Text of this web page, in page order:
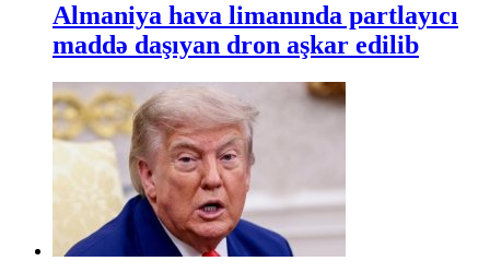
Almaniya hava limanında partlayıcı
maddə daşıyan dron aşkar edilib